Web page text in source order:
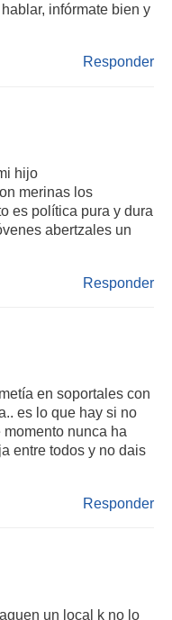
infórmate bien y
Responder
hijo
merinas los
es política pura y dura
abertzales un
Responder
en soportales con
es lo que hay si no
nunca ha
entre todos y no dais
Responder
un local k no lo